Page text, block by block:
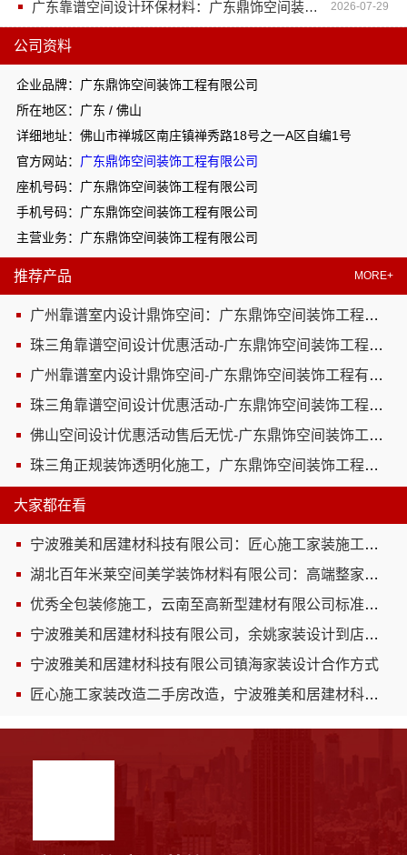
广东靠谱空间设计环保材料：广东鼎饰空间装饰工程有限公司绿色健康家装全包体验 2026-07-29
公司资料
企业品牌：广东鼎饰空间装饰工程有限公司
所在地区：广东 / 佛山
详细地址：佛山市禅城区南庄镇禅秀路18号之一A区自编1号
官方网站： 广东鼎饰空间装饰工程有限公司
座机号码：广东鼎饰空间装饰工程有限公司
手机号码：广东鼎饰空间装饰工程有限公司
主营业务：广东鼎饰空间装饰工程有限公司
推荐产品 MORE+
广州靠谱室内设计鼎饰空间：广东鼎饰空间装饰工程有限公司，为您打造理想家居
珠三角靠谱空间设计优惠活动-广东鼎饰空间装饰工程有限公司
广州靠谱室内设计鼎饰空间-广东鼎饰空间装饰工程有限公司
珠三角靠谱空间设计优惠活动-广东鼎饰空间装饰工程有限公司
佛山空间设计优惠活动售后无忧-广东鼎饰空间装饰工程有限公司
珠三角正规装饰透明化施工，广东鼎饰空间装饰工程有限公司诚信
大家都在看
宁波雅美和居建材科技有限公司：匠心施工家装施工对接渠道
湖北百年米莱空间美学装饰材料有限公司：高端整家装修老房焕新之选
优秀全包装修施工，云南至高新型建材有限公司标准化工艺
宁波雅美和居建材科技有限公司，余姚家装设计到店咨询
宁波雅美和居建材科技有限公司镇海家装设计合作方式
匠心施工家装改造二手房改造，宁波雅美和居建材科技有限公司